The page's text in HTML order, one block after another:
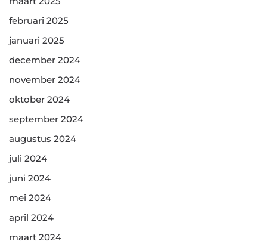
februari 2025
januari 2025
december 2024
november 2024
oktober 2024
september 2024
augustus 2024
juli 2024
juni 2024
mei 2024
april 2024
maart 2024